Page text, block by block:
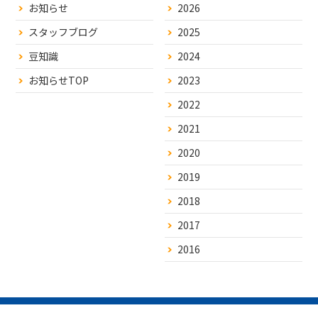
お知らせ
スタッフブログ
豆知識
お知らせTOP
2026
2025
2024
2023
2022
2021
2020
2019
2018
2017
2016